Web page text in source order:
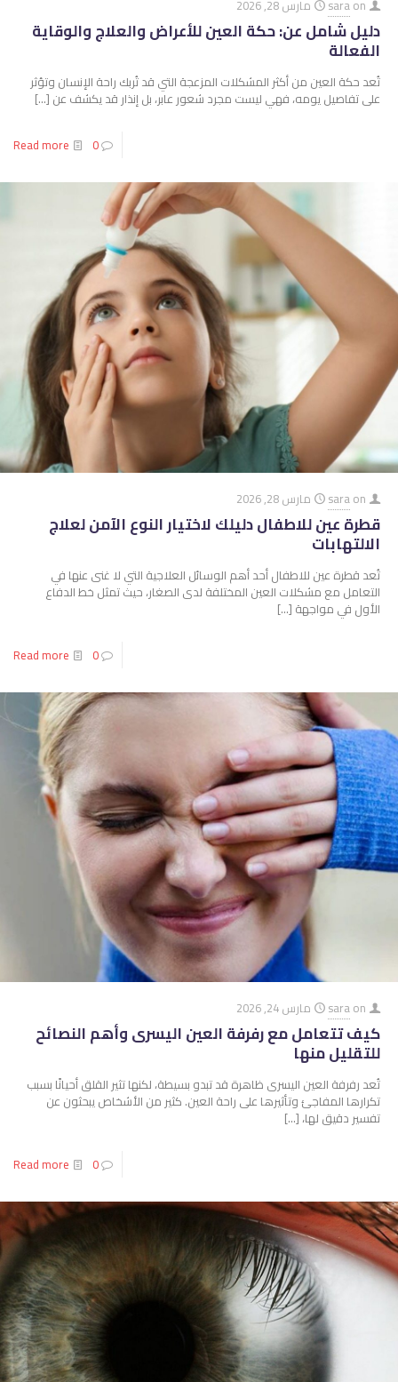
saraon مارس 28, 2026
دليل شامل عن: حكة العين للأعراض والعلاج والوقاية
الفعالة
تُعد حكة العين من أكثر المشكلات المزعجة التي قد تُربك راحة الإنسان وتؤثر
على تفاصيل يومه، فهي ليست مجرد شعور عابر، بل إنذار قد يكشف عن […]
0
Read more
saraon مارس 28, 2026
قطرة عين للاطفال دليلك لاختيار النوع الآمن لعلاج
الالتهابات
تُعد قطرة عين للاطفال أحد أهم الوسائل العلاجية التي لا غنى عنها في
التعامل مع مشكلات العين المختلفة لدى الصغار، حيث تمثل خط الدفاع
الأول في مواجهة […]
0
Read more
saraon مارس 24, 2026
كيف تتعامل مع رفرفة العين اليسرى وأهم النصائح
للتقليل منها
تُعد رفرفة العين اليسرى ظاهرة قد تبدو بسيطة، لكنها تثير القلق أحيانًا بسبب
تكرارها المفاجئ وتأثيرها على راحة العين. كثير من الأشخاص يبحثون عن
تفسير دقيق لها،[…]
0
Read more